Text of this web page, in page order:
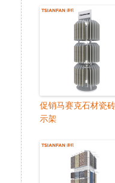
促销马赛克石材瓷
示架